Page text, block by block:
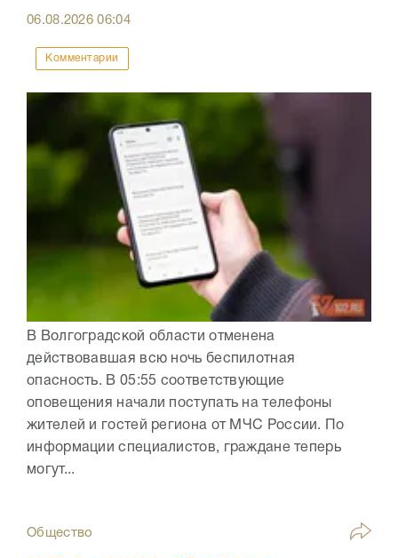
06.08.202606:04
Комментарии
В Волгоградской области отменена
действовавшая всю ночь беспилотная
опасность. В 05:55 соответствующие
оповещения начали поступать на телефоны
жителей и гостей региона от МЧС России. По
информации специалистов, граждане теперь
могут...
Общество